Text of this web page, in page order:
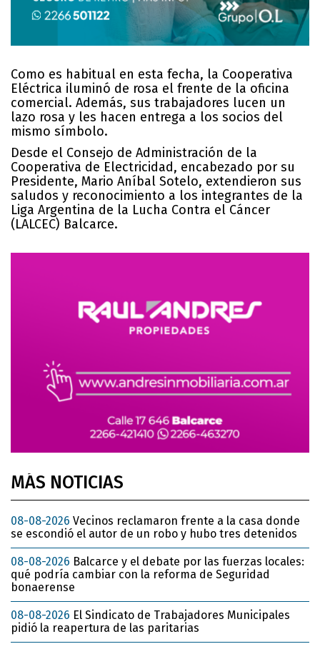
Como es habitual en esta fecha, la Cooperativa
Eléctrica iluminó de rosa el frente de la oficina
comercial. Además, sus trabajadores lucen un
lazo rosa y les hacen entrega a los socios del
mismo símbolo.
Desde el Consejo de Administración de la
Cooperativa de Electricidad, encabezado por su
Presidente, Mario Aníbal Sotelo, extendieron sus
saludos y reconocimiento a los integrantes de la
Liga Argentina de la Lucha Contra el Cáncer
(LALCEC) Balcarce.
MÁS NOTICIAS
08-08-2026 Vecinos reclamaron frente a la casa donde
se escondió el autor de un robo y hubo tres detenidos
08-08-2026 Balcarce y el debate por las fuerzas locales:
qué podría cambiar con la reforma de Seguridad
bonaerense
08-08-2026 El Sindicato de Trabajadores Municipales
pidió la reapertura de las paritarias